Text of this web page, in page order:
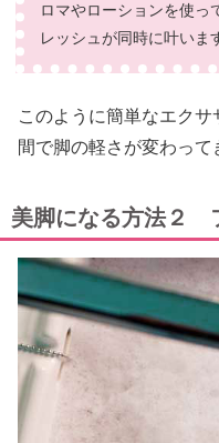
ロマやローションを使っ
レッシュが同時に叶いま
このように簡単なエク
間で脚の軽さが変わって
美脚になる方法２